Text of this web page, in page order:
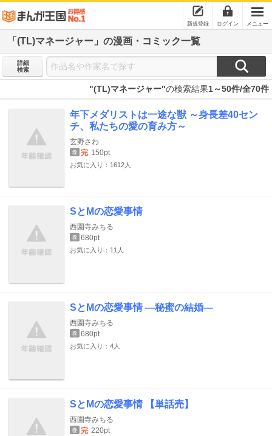
新規登録 ログイン メニュー
「(TL)マネージャー」の漫画・コミック一覧
詳細
検索
"(TL)マネージャー"の検索結果1～50件/全70件
年下メダリストは一途な獣 ～身長差40セン
チ、私たちの愛の育み方～
玄野さわ
巻 完 150pt
お気に入り：1612人
SとMの恋愛事情
西園寺みちる
巻 680pt
お気に入り：11人
SとMの恋愛事情 ―秘蜜の結婚―
西園寺みちる
巻 680pt
お気に入り：4人
SとMの恋愛事情 【単話売】
西園寺みちる
巻 完 220pt